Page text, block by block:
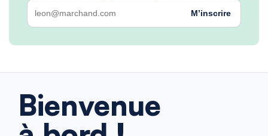
M’inscrire
Bienvenue